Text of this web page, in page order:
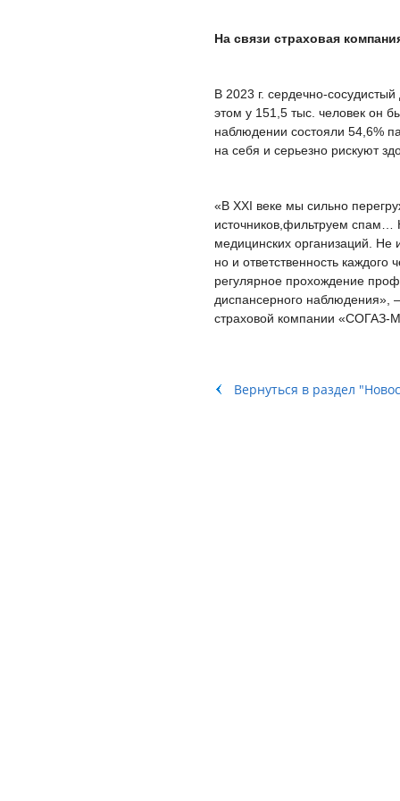
На связи страховая
В 2023 г. сердечно-
этом у 151,5 тыс. человек он
наблюдении состояли 54,6%
на себя и серьезно рискуют
«В XXI веке мы сильно
источников,фильтруем спам…
медицинских организаций. Не
но и ответственность каждого
регулярное прохождение
диспансерного наблюдения»,
страховой компании «СОГАЗ-
Вернуться в раздел